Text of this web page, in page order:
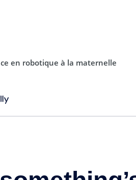
en robotique à la maternelle